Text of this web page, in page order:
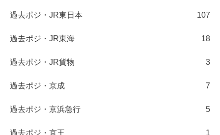
過去ポジ・JR東日本 107
過去ポジ・JR東海 18
過去ポジ・JR貨物 3
過去ポジ・京成 7
過去ポジ・京浜急行 5
過去ポジ・京王 1